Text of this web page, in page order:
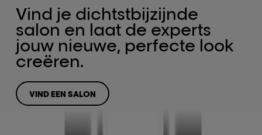
Vind je dichtstbijzijnde
salon en laat de experts
jouw nieuwe, perfecte look
creëren.
VIND EEN SALON